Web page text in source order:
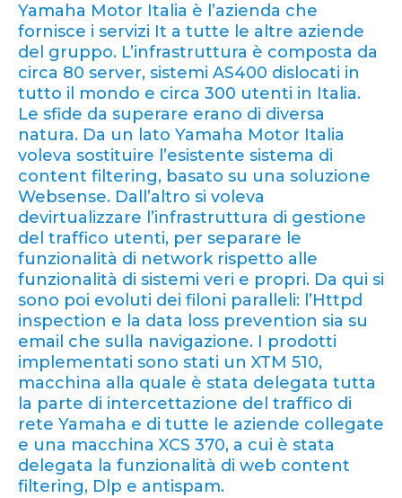
Yamaha Motor Italia è l’azienda che
fornisce i servizi It a tutte le altre aziende
del gruppo. L’infrastruttura è composta da
circa 80 server, sistemi AS400 dislocati in
tutto il mondo e circa 300 utenti in Italia.
Le sfide da superare erano di diversa
natura. Da un lato Yamaha Motor Italia
voleva sostituire l’esistente sistema di
content filtering, basato su una soluzione
Websense. Dall’altro si voleva
devirtualizzare l’infrastruttura di gestione
del traffico utenti, per separare le
funzionalità di network rispetto alle
funzionalità di sistemi veri e propri. Da qui si
sono poi evoluti dei filoni paralleli: l’Httpd
inspection e la data loss prevention sia su
email che sulla navigazione. I prodotti
implementati sono stati un XTM 510,
macchina alla quale è stata delegata tutta
la parte di intercettazione del traffico di
rete Yamaha e di tutte le aziende collegate
e una macchina XCS 370, a cui è stata
delegata la funzionalità di web content
filtering, Dlp e antispam.